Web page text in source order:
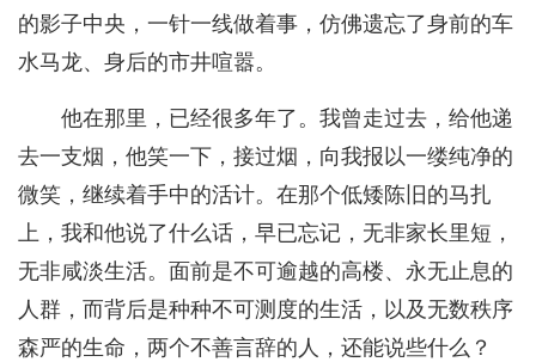
的影子中央，一针一线做着事，仿佛遗忘了身前的车
水马龙、身后的市井喧嚣。
他在那里，已经很多年了。我曾走过去，给他递
去一支烟，他笑一下，接过烟，向我报以一缕纯净的
微笑，继续着手中的活计。在那个低矮陈旧的马扎
上，我和他说了什么话，早已忘记，无非家长里短，
无非咸淡生活。面前是不可逾越的高楼、永无止息的
人群，而背后是种种不可测度的生活，以及无数秩序
森严的生命，两个不善言辞的人，还能说些什么？